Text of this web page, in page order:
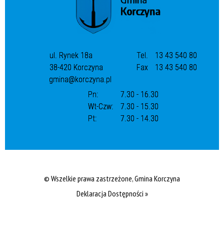
ul. Rynek 18a
38-420 Korczyna
gmina@korczyna.pl
Tel.
13 43 540 80
Fax
13 43 540 80
Pn:
7.30 - 16.30
Wt-Czw:
7.30 - 15.30
Pt:
7.30 - 14.30
© Wszelkie prawa zastrzeżone, Gmina Korczyna
Deklaracja Dostępności »